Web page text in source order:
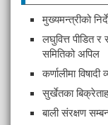
मुख्यमन्त्रीको
लघुवित्त पीडित
समितिको अपिल
कर्णालीमा
सुर्खेतका
बाली संरक्षण